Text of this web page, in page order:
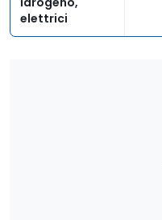
elettrici